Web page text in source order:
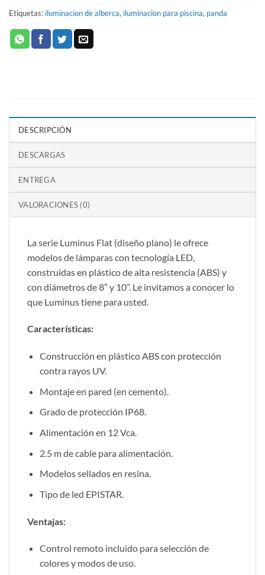
Etiquetas: iluminacion de alberca, iluminacion para piscina, panda
DESCRIPCIÓN
DESCARGAS
ENTREGA
VALORACIONES (0)
La serie Luminus Flat (diseño plano) le ofrece
modelos de lámparas con tecnología LED,
construidas en plástico de alta resistencia (ABS) y
con diámetros de 8″ y 10”. Le invitamos a conocer lo
que Luminus tiene para usted.
Características:
Construcción en plástico ABS con protección
contra rayos UV.
Montaje en pared (en cemento).
Grado de protección IP68.
Alimentación en 12 Vca.
2.5 m de cable para alimentación.
Modelos sellados en resina.
Tipo de led EPISTAR.
Ventajas:
Control remoto incluido para selección de
colores y modos de uso.